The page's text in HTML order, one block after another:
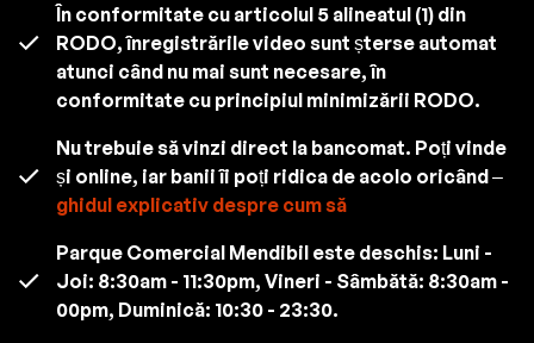
În conformitate cu articolul 5 alineatul (1) din
RODO, înregistrările video sunt șterse automat
atunci când nu mai sunt necesare, în
conformitate cu principiul minimizării RODO.
Nu trebuie să vinzi direct la bancomat. Poți vinde
și online, iar banii îi poți ridica de acolo oricând –
ghidul explicativ despre cum să
Parque Comercial Mendibil este deschis: Luni -
Joi: 8:30am - 11:30pm, Vineri - Sâmbătă: 8:30am -
00pm, Duminică: 10:30 - 23:30.